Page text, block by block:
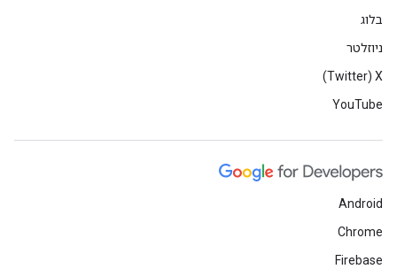
בלוג
ניוזלטר
X‏ (Twitter)
YouTube
Android
Chrome
Firebase